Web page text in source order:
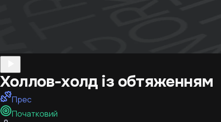
Холлов-холд із обтяженням
Прес
Початковий